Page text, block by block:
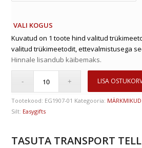
VALI KOGUS
Kuvatud on 1 toote hind valitud
valitud trükimeetodit, ettevalmistusega
Hinnale lisandub käibemaks.
LISA
Tootekood: EG1907-01 Kategooria:
Silt: Easygifts
TASUTA TRANSPORT